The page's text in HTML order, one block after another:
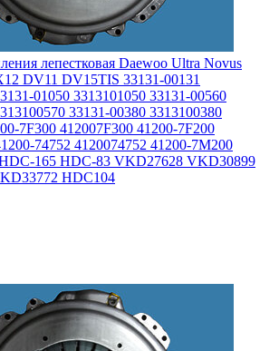
лепестковая Daewoo Ultra Novus
DV11 DV15TIS 33131-00131
01050 3313101050 33131-00560
33131-00380 3313100380
7F300 412007F300 41200-7F200
74752 4120074752 41200-7M200
165 HDC-83 VKD27628 VKD30899
HDC104